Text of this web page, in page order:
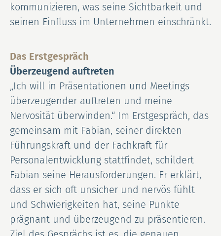
kommunizieren, was seine Sichtbarkeit und
seinen Einfluss im Unternehmen einschränkt.
Das Erstgespräch
Überzeugend auftreten
„Ich will in Präsentationen und Meetings
überzeugender auftreten und meine
Nervosität überwinden.“ Im Erstgespräch, das
gemeinsam mit Fabian, seiner direkten
Führungskraft und der Fachkraft für
Personalentwicklung stattfindet, schildert
Fabian seine Herausforderungen. Er erklärt,
dass er sich oft unsicher und nervös fühlt
und Schwierigkeiten hat, seine Punkte
prägnant und überzeugend zu präsentieren.